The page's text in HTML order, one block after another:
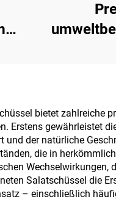
bietet zahlreiche
Erstens gewährleistet
und der natürliche
die in
Salatschüssel die
– einschließlich